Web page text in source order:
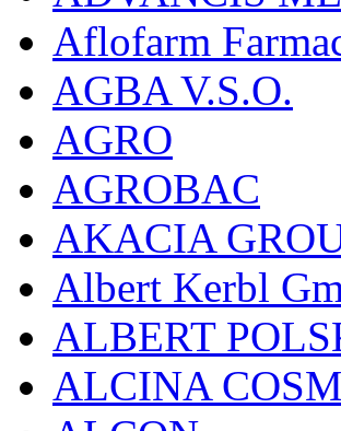
Aflofarm
AGBA V.S.O.
AGRO
AGROBAC
AKACIA
Albert Kerbl
ALBERT
ALCINA